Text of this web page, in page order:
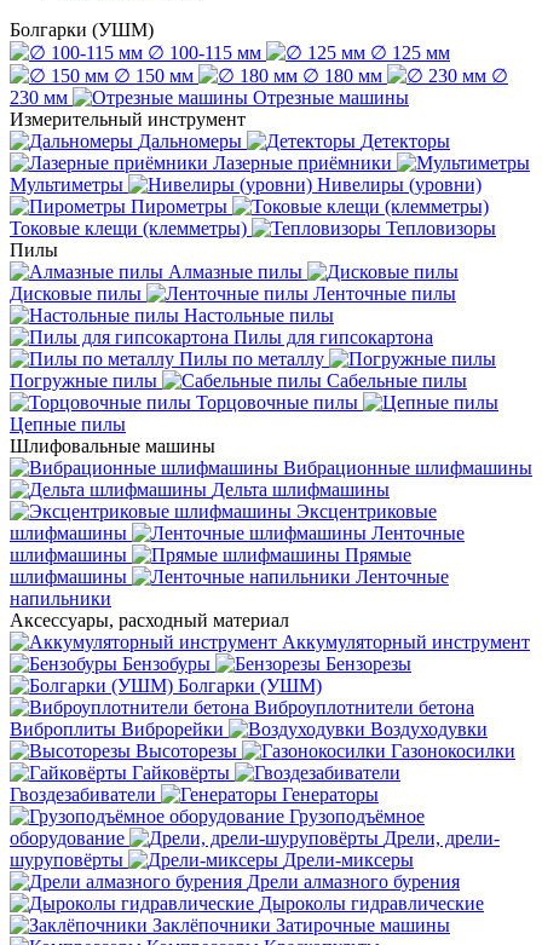
Болгарки (УШМ)
∅ 100-115 мм
∅ 125 мм
∅ 150 мм
∅ 180 мм
∅
230 мм
Отрезные машины
Измерительный инструмент
Дальномеры
Детекторы
Лазерные приёмники
Мультиметры
Нивелиры (уровни)
Пирометры
Токовые клещи (клемметры)
Тепловизоры
Пилы
Алмазные пилы
Дисковые пилы
Ленточные пилы
Настольные пилы
Пилы для гипсокартона
Пилы по металлу
Погружные пилы
Сабельные пилы
Торцовочные пилы
Цепные пилы
Шлифовальные машины
Вибрационные шлифмашины
Дельта шлифмашины
Эксцентриковые
шлифмашины
Ленточные
шлифмашины
Прямые
шлифмашины
Ленточные
напильники
Аксессуары, расходный материал
Аккумуляторный инструмент
Бензобуры
Бензорезы
Болгарки (УШМ)
Виброуплотнители бетона
Виброплиты Виброрейки
Воздуходувки
Высоторезы
Газонокосилки
Гайковёрты
Гвоздезабиватели
Генераторы
Грузоподъёмное
оборудование
Дрели, дрели-
шуруповёрты
Дрели-миксеры
Дрели алмазного бурения
Дыроколы гидравлические
Заклёпочники Затирочные машины